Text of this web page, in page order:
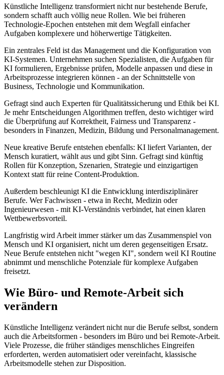
Künstliche Intelligenz transformiert nicht nur bestehende Berufe,
sondern schafft auch völlig neue Rollen. Wie bei früheren
Technologie-Epochen entstehen mit dem Wegfall einfacher
Aufgaben komplexere und höherwertige Tätigkeiten.
Ein zentrales Feld ist das Management und die Konfiguration von
KI-Systemen. Unternehmen suchen Spezialisten, die Aufgaben für
KI formulieren, Ergebnisse prüfen, Modelle anpassen und diese in
Arbeitsprozesse integrieren können - an der Schnittstelle von
Business, Technologie und Kommunikation.
Gefragt sind auch Experten für Qualitätssicherung und Ethik bei KI.
Je mehr Entscheidungen Algorithmen treffen, desto wichtiger wird
die Überprüfung auf Korrektheit, Fairness und Transparenz -
besonders in Finanzen, Medizin, Bildung und Personalmanagement.
Neue kreative Berufe entstehen ebenfalls: KI liefert Varianten, der
Mensch kuratiert, wählt aus und gibt Sinn. Gefragt sind künftig
Rollen für Konzeption, Szenarien, Strategie und einzigartigen
Kontext statt für reine Content-Produktion.
Außerdem beschleunigt KI die Entwicklung interdisziplinärer
Berufe. Wer Fachwissen - etwa in Recht, Medizin oder
Ingenieurwesen - mit KI-Verständnis verbindet, hat einen klaren
Wettbewerbsvorteil.
Langfristig wird Arbeit immer stärker um das Zusammenspiel von
Mensch und KI organisiert, nicht um deren gegenseitigen Ersatz.
Neue Berufe entstehen nicht "wegen KI", sondern weil KI Routine
abnimmt und menschliche Potenziale für komplexe Aufgaben
freisetzt.
Wie Büro- und Remote-Arbeit sich
verändern
Künstliche Intelligenz verändert nicht nur die Berufe selbst, sondern
auch die Arbeitsformen - besonders im Büro und bei Remote-Arbeit.
Viele Prozesse, die früher ständiges menschliches Eingreifen
erforderten, werden automatisiert oder vereinfacht, klassische
Arbeitsmodelle stehen zur Disposition.